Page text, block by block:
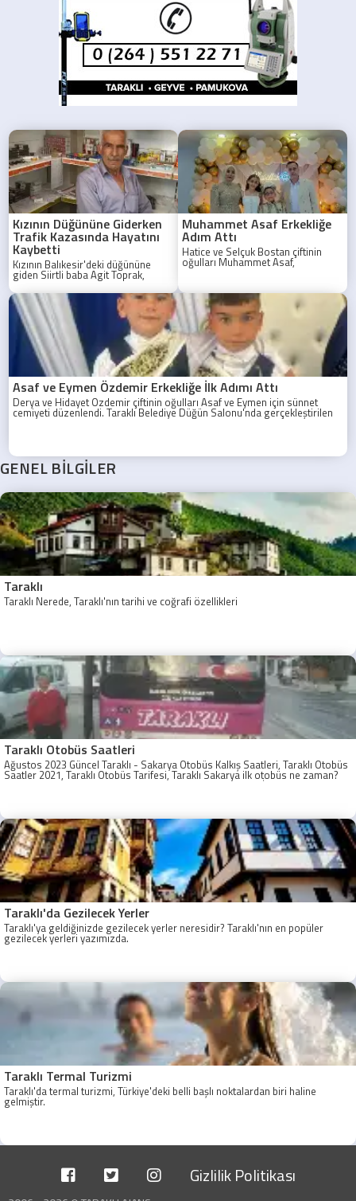
Kızının Düğününe Giderken
Trafik Kazasında Hayatını
Kaybetti
Kızının Balıkesir'deki düğününe
giden Siirtli baba Agit Toprak,
Sakarya'da geçirdiği trafik
kazasında hayatını kaybetti.
Muhammet Asaf Erkekliğe
Adım Attı
Hatice ve Selçuk Bostan çiftinin
oğulları Muhammet Asaf,
düzenlenen görkemli bir sünnet
Asaf ve Eymen Özdemir Erkekliğe İlk Adımı Attı
Derya ve Hidayet Özdemir çiftinin oğulları Asaf ve Eymen için sünnet
cemiyeti düzenlendi. Taraklı Belediye Düğün Salonu'nda gerçekleştirilen
programa aile yakınları, akrabalar ve davetliler yoğun ilgi gösterdi.
GENEL BİLGİLER
Taraklı
Taraklı Nerede, Taraklı'nın tarihi ve coğrafi özellikleri
Taraklı Otobüs Saatleri
Ağustos 2023 Güncel Taraklı - Sakarya Otobüs Kalkış Saatleri, Taraklı Otobüs
Saatler 2021, Taraklı Otobüs Tarifesi, Taraklı Sakarya ilk otobüs ne zaman?
Taraklı - Sakarya Son Otobüs Ne zaman? Sakarya Taraklı İlk Otobüs Ne
Taraklı'da Gezilecek Yerler
Taraklı'ya geldiğinizde gezilecek yerler neresidir? Taraklı'nın en popüler
gezilecek yerleri yazımızda.
Taraklı Termal Turizmi
Taraklı'da termal turizmi, Türkiye'deki belli başlı noktalardan biri haline
gelmiştir.
Gizlilik Politikası